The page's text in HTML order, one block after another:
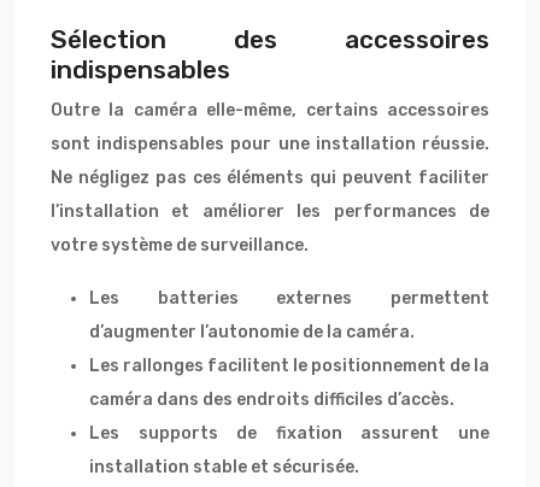
Sélection des accessoires
indispensables
Outre la caméra elle-même, certains accessoires
sont indispensables pour une installation réussie.
Ne négligez pas ces éléments qui peuvent faciliter
l’installation et améliorer les performances de
votre système de surveillance.
Les batteries externes permettent
d’augmenter l’autonomie de la caméra.
Les rallonges facilitent le positionnement de la
caméra dans des endroits difficiles d’accès.
Les supports de fixation assurent une
installation stable et sécurisée.